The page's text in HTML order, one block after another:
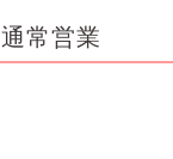
通常営業